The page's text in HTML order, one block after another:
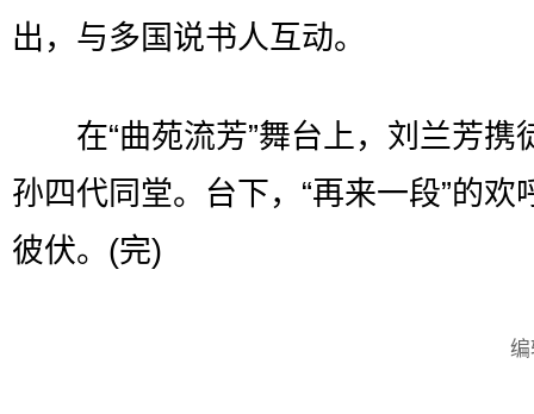
出，与多国说书人互动。
在“曲苑流芳”舞台上，刘兰芳携
孙四代同堂。台下，“再来一段”的欢
彼伏。(完)